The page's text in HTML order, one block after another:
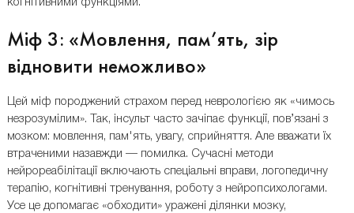
когнітивними функціями.
Міф 3: «Мовлення, пам’ять, зір
відновити неможливо»
Цей міф породжений страхом перед неврологією як «чимось
незрозумілим». Так, інсульт часто зачіпає функції, пов’язані з
мозком: мовлення, пам'ять, увагу, сприйняття. Але вважати їх
втраченими назавжди — помилка. Сучасні методи
нейрореабілітації включають спеціальні вправи, логопедичну
терапію, когнітивні тренування, роботу з нейропсихологами.
Усе це допомагає «обходити» уражені ділянки мозку,